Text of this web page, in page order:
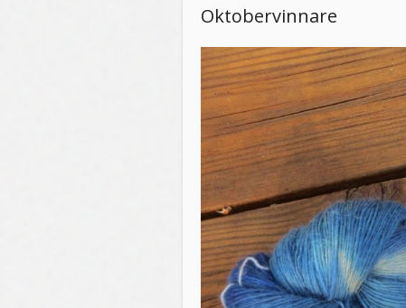
Oktobervinnare